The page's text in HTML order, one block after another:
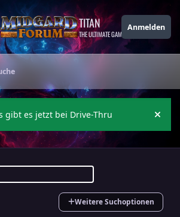
TITAN
THE ULTIMATE GAMING THEME
Anmelden
gibt es jetzt bei Drive-Thru
Weitere Suchoptionen